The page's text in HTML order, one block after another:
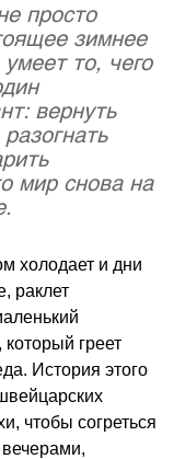
просто
зимнее
то, чего
вернуть
мир снова на
холодает и дни
раклет
греет
История этого
чтобы согреться